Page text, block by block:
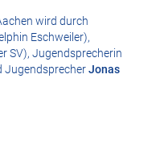
wird durch
Eschweiler),
SV), Jugendsprecherin
JugendsprecherJonas